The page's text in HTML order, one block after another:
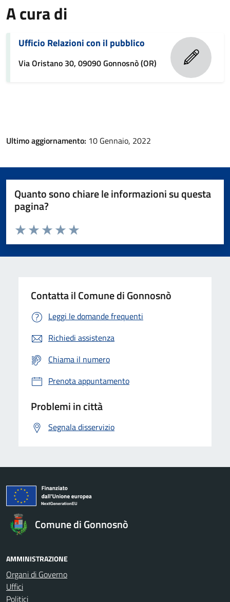
A cura di
Ufficio Relazioni con il pubblico
Via Oristano 30, 09090 Gonnosnò (OR)
Ultimo aggiornamento: 10 Gennaio, 2022
Quanto sono chiare le informazioni su questa
pagina?
Valuta da 1 a 5 stelle la pagina
Valuta 5 stelle su 5
Valuta 4 stelle su 5
Valuta 3 stelle su 5
Valuta 2 stelle su 5
Valuta 1 stelle su 5
Contatta il Comune di Gonnosnò
Leggi le domande frequenti
Richiedi assistenza
Chiama il numero
Prenota appuntamento
Problemi in città
Segnala disservizio
Comune di Gonnosnò
AMMINISTRAZIONE
Organi di Governo
Uffici
Politici